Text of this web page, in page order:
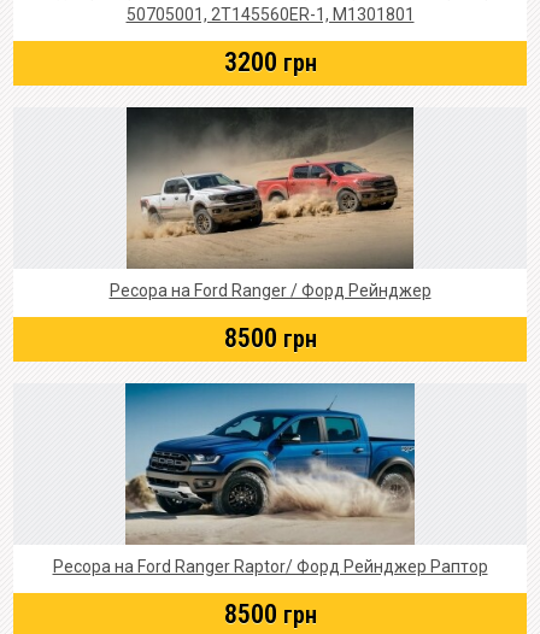
50705001, 2T145560ER-1, M1301801
3200 грн
Ресора на Ford Ranger / Форд Рейнджер
8500 грн
Ресора на Ford Ranger Raptor/ Форд Рейнджер Раптор
8500 грн